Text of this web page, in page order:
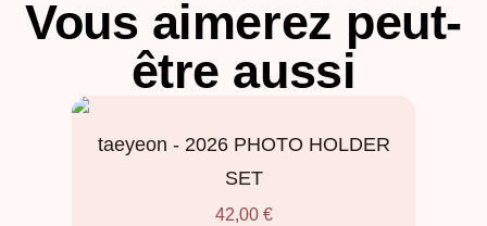
Vous aimerez peut-
être aussi
taeyeon - 2026 PHOTO HOLDER
SET
42,00 €